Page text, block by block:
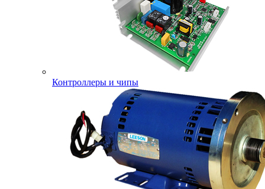
Контроллеры и чипы